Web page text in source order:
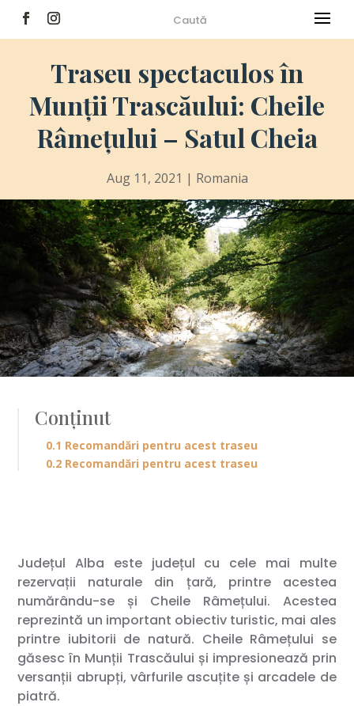
Traseu spectaculos în
Munții Trascăului: Cheile
Râmețului – Satul Cheia
Aug 11, 2021 | Romania
Județul Alba este județul cu cele mai multe
rezervații naturale din țară, printre acestea
numărându-se și Cheile Râmețului. Acestea
reprezintă un important obiectiv turistic, mai ales
printre iubitorii de natură. Cheile Râmețului se
găsesc în Munții Trascăului și impresionează prin
versanții abrupți, vârfurile ascuțite și arcadele de
piatră.
Conținut
0.1 Recomandări pentru acest traseu
0.2 Recomandări pentru acest traseu